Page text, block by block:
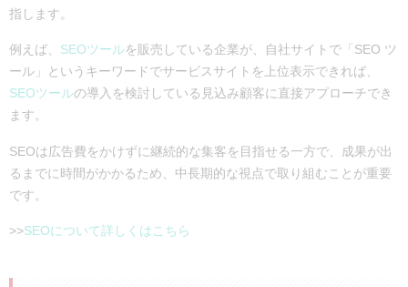
指します。
例えば、 SEOツールを販売している企業が、自社サイトで「SEO ツ
ール」というキーワードでサービスサイトを上位表示できれば、
SEOツールの導入を検討している見込み顧客に直接アプローチでき
ます。
SEOは広告費をかけずに継続的な集客を目指せる一方で、成果が出
るまでに時間がかかるため、中長期的な視点で取り組むことが重要
です。
>>SEOについて詳しくはこちら